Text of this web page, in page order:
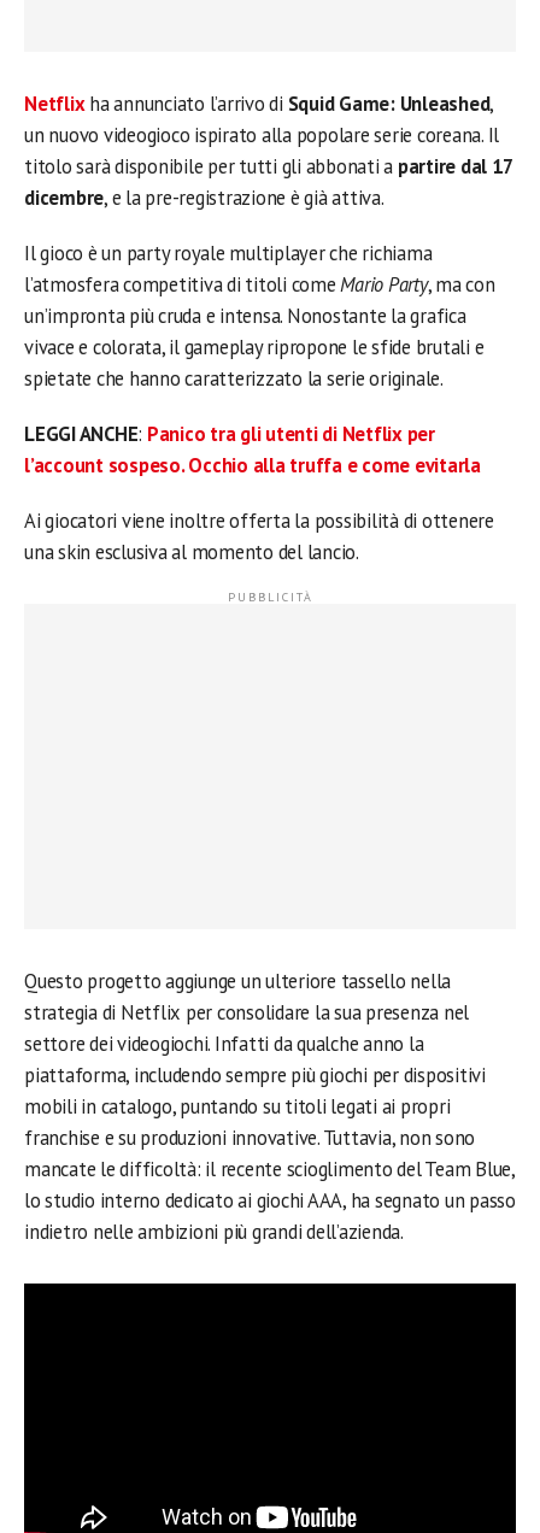
Netflixha annunciato l’arrivo di Squid Game: Unleashed,
un nuovo videogioco ispirato alla popolare serie coreana. Il
titolo sarà disponibile per tutti gli abbonati a partire dal 17
dicembre, e la pre-registrazione è già attiva.
Il gioco è un party royale multiplayer che richiama
l’atmosfera competitiva di titoli comeMario Party, ma con
un’impronta più cruda e intensa. Nonostante la grafica
vivace e colorata, il gameplay ripropone le sfide brutali e
spietate che hanno caratterizzato la serie originale.
LEGGI ANCHE: Panico tra gli utenti di Netflix per
l’account sospeso. Occhio alla truffa e come evitarla
Ai giocatori viene inoltre offerta la possibilità di ottenere
una skin esclusiva al momento del lancio.
Questo progetto aggiunge un ulteriore tassello nella
strategia di Netflix per consolidare la sua presenza nel
settore dei videogiochi. Infatti da qualche anno la
piattaforma, includendo sempre più giochi per dispositivi
mobili in catalogo, puntando su titoli legati ai propri
franchise e su produzioni innovative. Tuttavia, non sono
mancate le difficoltà: il recente scioglimento del Team Blue,
lo studio interno dedicato ai giochi AAA, ha segnato un passo
indietro nelle ambizioni più grandi dell’azienda.